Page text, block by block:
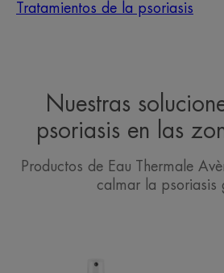
Tratamientos de la psoriasis
Nuestras
psoriasis en las
Productos de Eau Thermale
calmar la psoriasis